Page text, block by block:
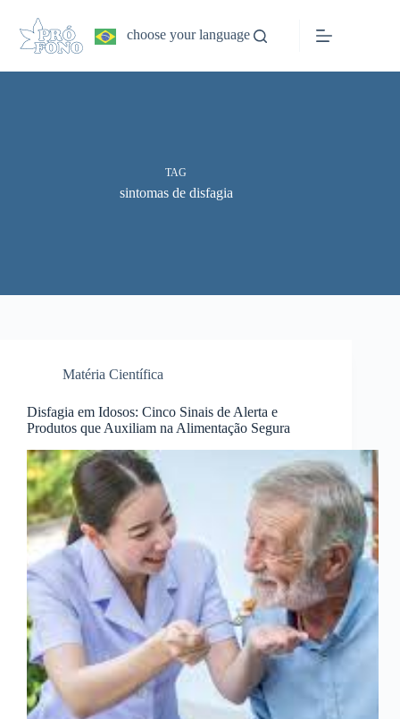
conteúdo
choose your language
TAG
sintomas de disfagia
Matéria Científica
Disfagia em Idosos: Cinco Sinais de Alerta e
Produtos que Auxiliam na Alimentação Segura